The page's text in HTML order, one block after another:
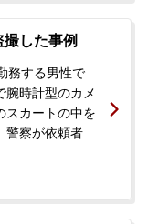
犯罪で起訴猶
、今回の事件で
強く懸念し、
。
した事例
務する男性で
腕時計型のカメ
スカートの中を
察が依頼者の
本件の動画の